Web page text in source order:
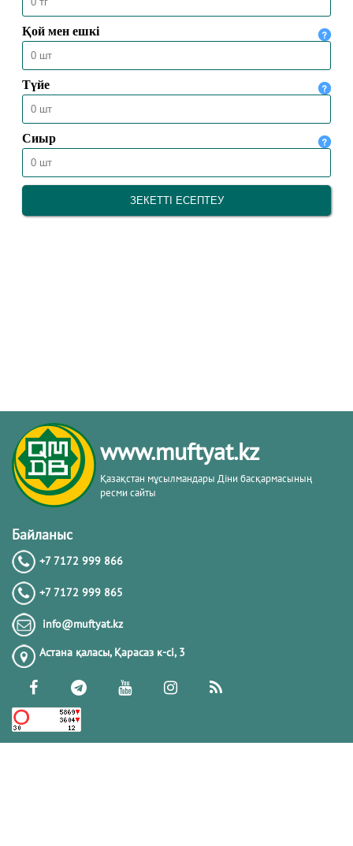
www.muftyat.kz
Қазақстан мұсылмандары Діни басқармасының
ресми сайты
Байланыс
+7 7172 999 866
+7 7172 999 865
info@muftyat.kz
Астана қаласы, Қарасаз к-сi, 3